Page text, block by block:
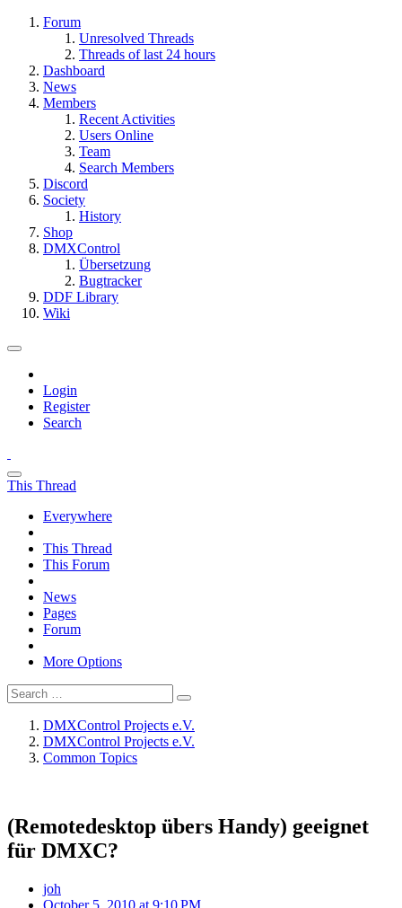
Forum
Unresolved Threads
Threads of last 24 hours
Dashboard
News
Members
Recent Activities
Users Online
Team
Search Members
Discord
Society
History
Shop
DMXControl
Übersetzung
Bugtracker
DDF Library
Wiki
Login
Register
Search
This Thread
Everywhere
This Thread
This Forum
News
Pages
Forum
More Options
DMXControl Projects e.V.
DMXControl Projects e.V.
Common Topics
(Remotedesktop übers Handy) geeignet
für DMXC?
joh
October 5, 2010 at 9:10 PM